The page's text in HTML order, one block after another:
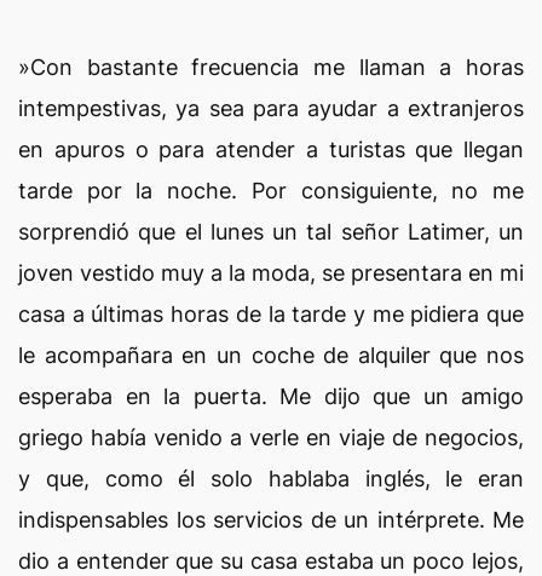
»Con bastante frecuencia me llaman a horas
intempestivas, ya sea para ayudar a extranjeros
en apuros o para atender a turistas que llegan
tarde por la noche. Por consiguiente, no me
sorprendió que el lunes un tal señor Latimer, un
joven vestido muy a la moda, se presentara en mi
casa a últimas horas de la tarde y me pidiera que
le acompañara en un coche de alquiler que nos
esperaba en la puerta. Me dijo que un amigo
griego había venido a verle en viaje de negocios,
y que, como él solo hablaba inglés, le eran
indispensables los servicios de un intérprete. Me
dio a entender que su casa estaba un poco lejos,